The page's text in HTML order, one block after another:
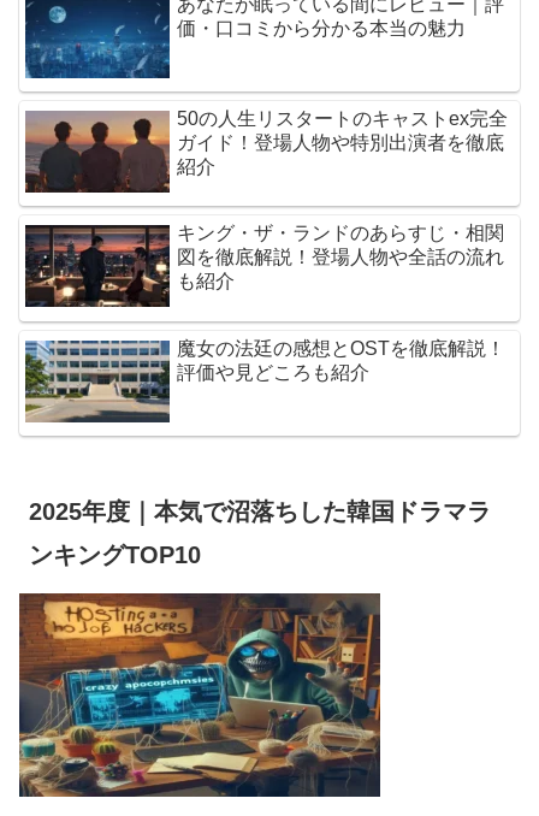
価・口コミから分かる本当の魅力
50の人生リスタートのキャストex完全
ガイド！登場人物や特別出演者を徹底
紹介
キング・ザ・ランドのあらすじ・相関
図を徹底解説！登場人物や全話の流れ
も紹介
魔女の法廷の感想とOSTを徹底解説！
評価や見どころも紹介
2025年度｜本気で沼落ちした韓国ドラマラ
ンキングTOP10